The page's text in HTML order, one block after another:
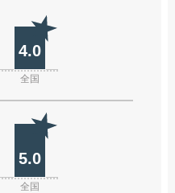
4.0
全国
5.0
全国